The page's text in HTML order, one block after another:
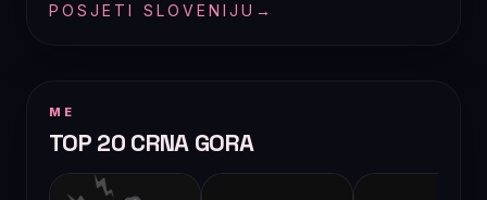
POSJETI SLOVENIJU →
ME
TOP 20 CRNA GORA